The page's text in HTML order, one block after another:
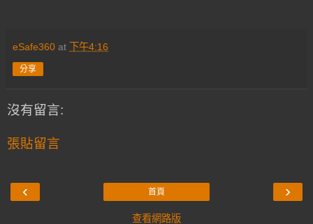
eSafe360 at 下午4:16
分享
沒有留言:
張貼留言
‹ ›
首頁
查看網路版